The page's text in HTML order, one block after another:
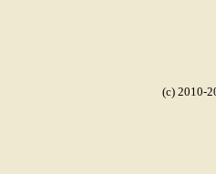
(c) 2010-